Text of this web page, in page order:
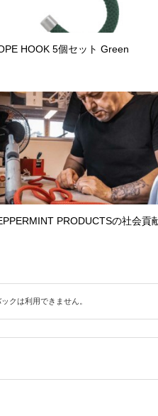
HOOK 5個セット Green
PRODUCTSの社会貢
ックは利用できません。